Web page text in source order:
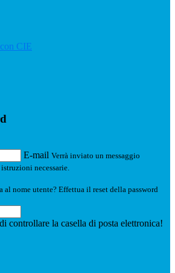
CIE
E-mail Verrà inviato un messaggio
necessarie.
al nome utente? Effettua il reset della password
controllare la casella di posta elettronica!